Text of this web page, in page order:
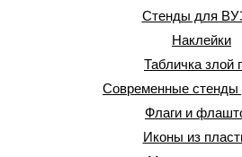
Стенды для
Наклейки
Табличка злой
Современные
Флаги и
Иконы из